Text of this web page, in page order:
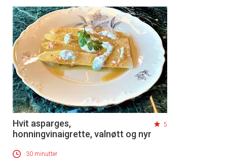
Hvit asparges,
honningvinaigrette, valnøtt og nyr
5
30 minutter